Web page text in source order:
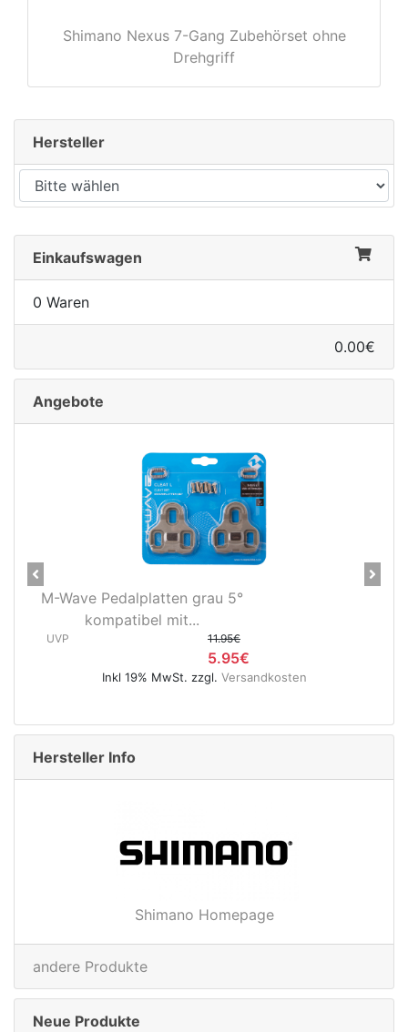
Shimano Nexus 7-Gang Zubehörset ohne
Drehgriff
Hersteller
Einkaufswagen
0 Waren
0.00€
Angebote
Novatec X-Light Disc
Hinterradnabe Boost CL
(12x148...
49.95€
Previous Next
Hersteller Info
Shimano Homepage
andere Produkte
Neue Produkte